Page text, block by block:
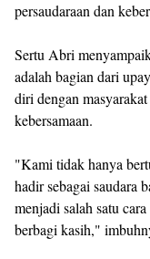
persaudaraan dan
Sertu Abri
adalah bagian dari
diri dengan
kebersamaan.
"Kami tidak hanya
hadir sebagai saudara
menjadi salah satu
berbagi kasih,"